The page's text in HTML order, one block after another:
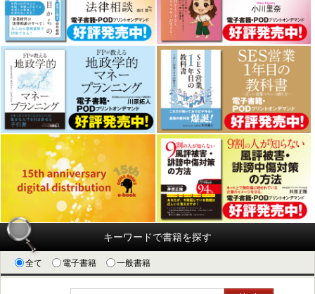
キーワードで書籍を探す
全て 電子書籍 一般書籍